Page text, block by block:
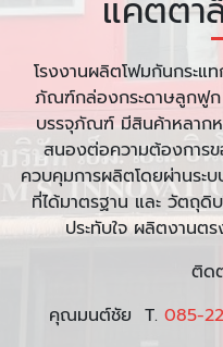
แคตตา
โรงงานผลิตโฟมกันกระ
ภัณฑ์กล่องกระดาษลูกฟูก
บรรจุภัณฑ์ มีสินค้าหลาก
สนองต่อความต้องการ
ควบคุมการผลิตโดยผ่านร
ที่ได้มาตรฐาน และ วัตถุดิ
ประทับใจ ผลิตงานต
ติด
คุณมนต์ชัย T. 085-